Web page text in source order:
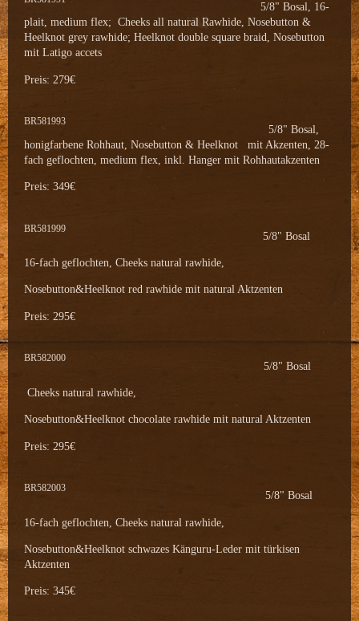
5/8" Bosal, 16-
plait, medium flex; Cheeks all natural Rawhide, Nosebutton &
Heelknot grey rawhide; Heelknot double square braid, Nosebutton
mit Latigo accets
Preis: 279€
BR581993
5/8" Bosal,
honigfarbene Rohhaut, Nosebutton & Heelknot mit Akzenten, 28-
fach geflochten, medium flex, inkl. Hanger mit Rohhautakzenten
Preis: 349€
BR581999
5/8" Bosal
16-fach geflochten, Cheeks natural rawhide,
Nosebutton&Heelknot red rawhide mit natural Aktzenten
Preis: 295€
BR582000
5/8" Bosal
Cheeks natural rawhide,
Nosebutton&Heelknot chocolate rawhide mit natural Aktzenten
Preis: 295€
BR582003
5/8" Bosal
16-fach geflochten, Cheeks natural rawhide,
Nosebutton&Heelknot schwazes Känguru-Leder mit türkisen
Aktzenten
Preis: 345€